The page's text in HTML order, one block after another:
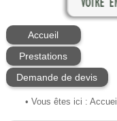
Accueil
Prestations
Demande de devis
• Vous êtes ici : Accueil